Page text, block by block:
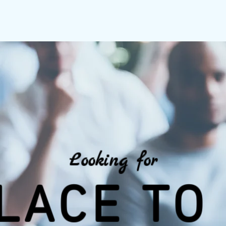
Looking for
TO